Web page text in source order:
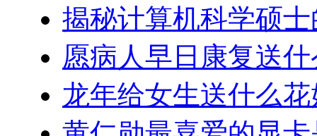
揭秘计算机科学硕士
愿病人早日康复送
龙年给女生送什么